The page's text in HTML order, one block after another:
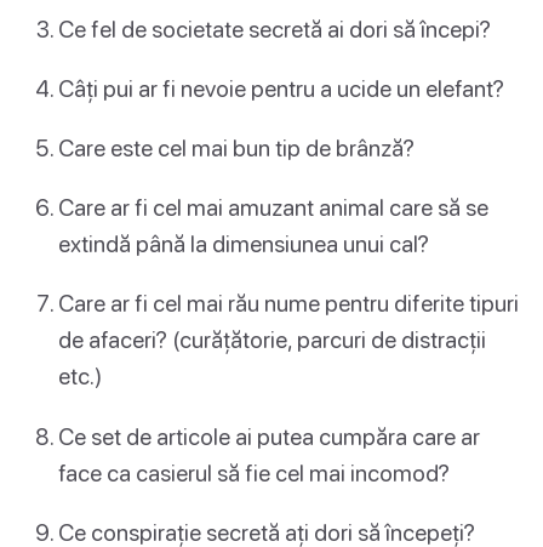
Ce fel de societate secretă ai dori să începi?
Câți pui ar fi nevoie pentru a ucide un elefant?
Care este cel mai bun tip de brânză?
Care ar fi cel mai amuzant animal care să se
extindă până la dimensiunea unui cal?
Care ar fi cel mai rău nume pentru diferite tipuri
de afaceri? (curățătorie, parcuri de distracții
etc.)
Ce set de articole ai putea cumpăra care ar
face ca casierul să fie cel mai incomod?
Ce conspirație secretă ați dori să începeți?